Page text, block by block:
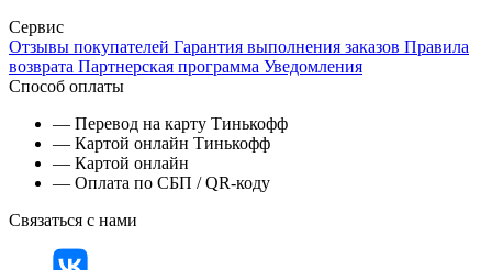
Сервис
Отзывы покупателей Гарантия выполнения заказов Правила
возврата Партнерская программа Уведомления
Способ оплаты
— Перевод на карту Тинькофф
— Картой онлайн Тинькофф
— Картой онлайн
— Оплата по СБП / QR-коду
Связаться с нами